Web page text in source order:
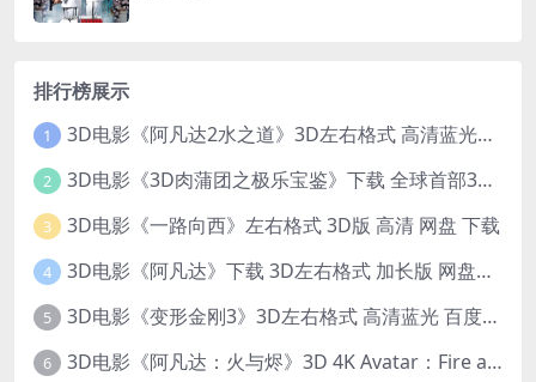
排行榜展示
1 3D电影《阿凡达2水之道》3D左右格式 高清蓝光原盘 网盘下载 中文配音 4K3DVR电影
2 3D电影《3D肉蒲团之极乐宝鉴》下载 全球首部3D限制级电影 网盘下载
3 3D电影《一路向西》左右格式 3D版 高清 网盘 下载
4 3D电影《阿凡达》下载 3D左右格式 加长版 网盘下载
5 3D电影《变形金刚3》3D左右格式 高清蓝光 百度网盘+迅雷 下载 出屏国配字幕.国英双语
6 3D电影《阿凡达：火与烬》3D 4K Avatar：Fire and Ash 3D 左右格式 高清4K 电影 下载